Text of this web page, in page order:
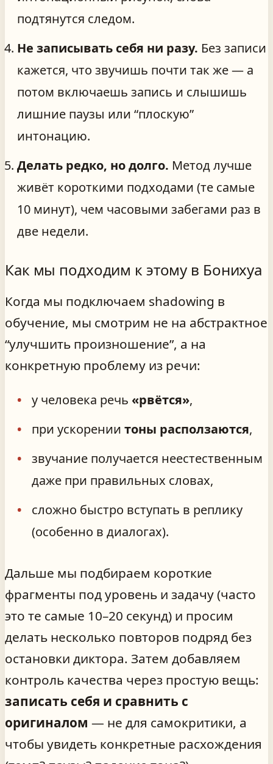
подтянутся следом.
Не записывать себя ни разу. Без записи
кажется, что звучишь почти так же — а
потом включаешь запись и слышишь
лишние паузы или “плоскую”
интонацию.
Делать редко, но долго. Метод лучше
живёт короткими подходами (те самые
10 минут), чем часовыми забегами раз в
две недели.
Как мы подходим к этому в Бонихуа
Когда мы подключаем shadowing в
обучение, мы смотрим не на абстрактное
“улучшить произношение”, а на
конкретную проблему из речи:
у человека речь «рвётся»,
при ускорении тоны расползаются,
звучание получается неестественным
даже при правильных словах,
сложно быстро вступать в реплику
(особенно в диалогах).
Дальше мы подбираем короткие
фрагменты под уровень и задачу (часто
это те самые 10–20 секунд) и просим
делать несколько повторов подряд без
остановки диктора. Затем добавляем
контроль качества через простую вещь:
записать себя и сравнить с
оригиналом — не для самокритики, а
чтобы увидеть конкретные расхождения